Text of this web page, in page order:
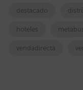
destacado
hoteles
vendadirecta